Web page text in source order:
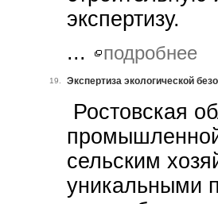
экспертизу.
...
подробнее
19. Экспертиза экологической
Ростовская
сельским
уникальными